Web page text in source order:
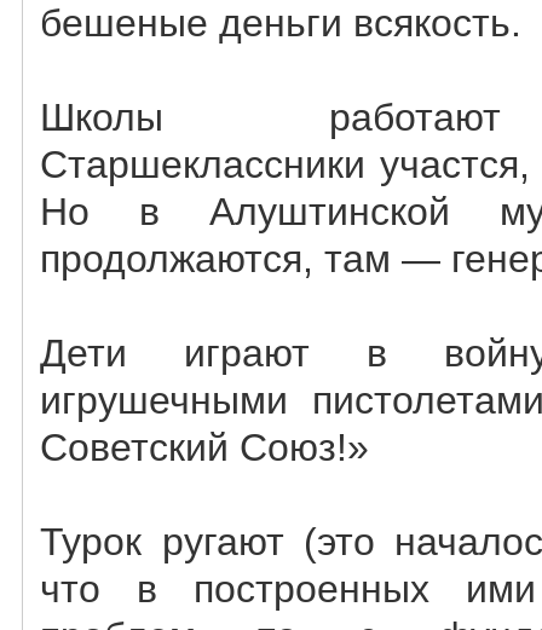
бешеные деньги всякость.
Школы работают
Старшеклассники
Но в Алуштинской
продолжаются, там —
Дети играют в
игрушечными
Советский Союз!»
Турок ругают (это
что в построенных